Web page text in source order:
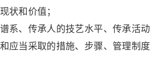
和价值；
、传承人的技艺水平、传承活动
当采取的措施、步骤、管理制度